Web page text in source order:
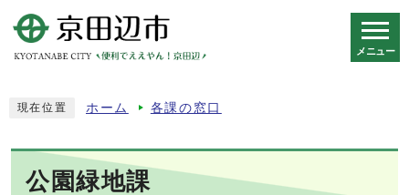
メニュー
現在位置 ホーム 各課の窓口
公園緑地課